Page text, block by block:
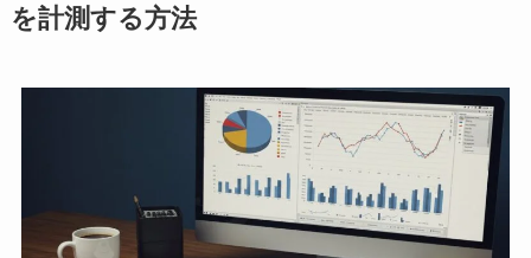
を計測する方法